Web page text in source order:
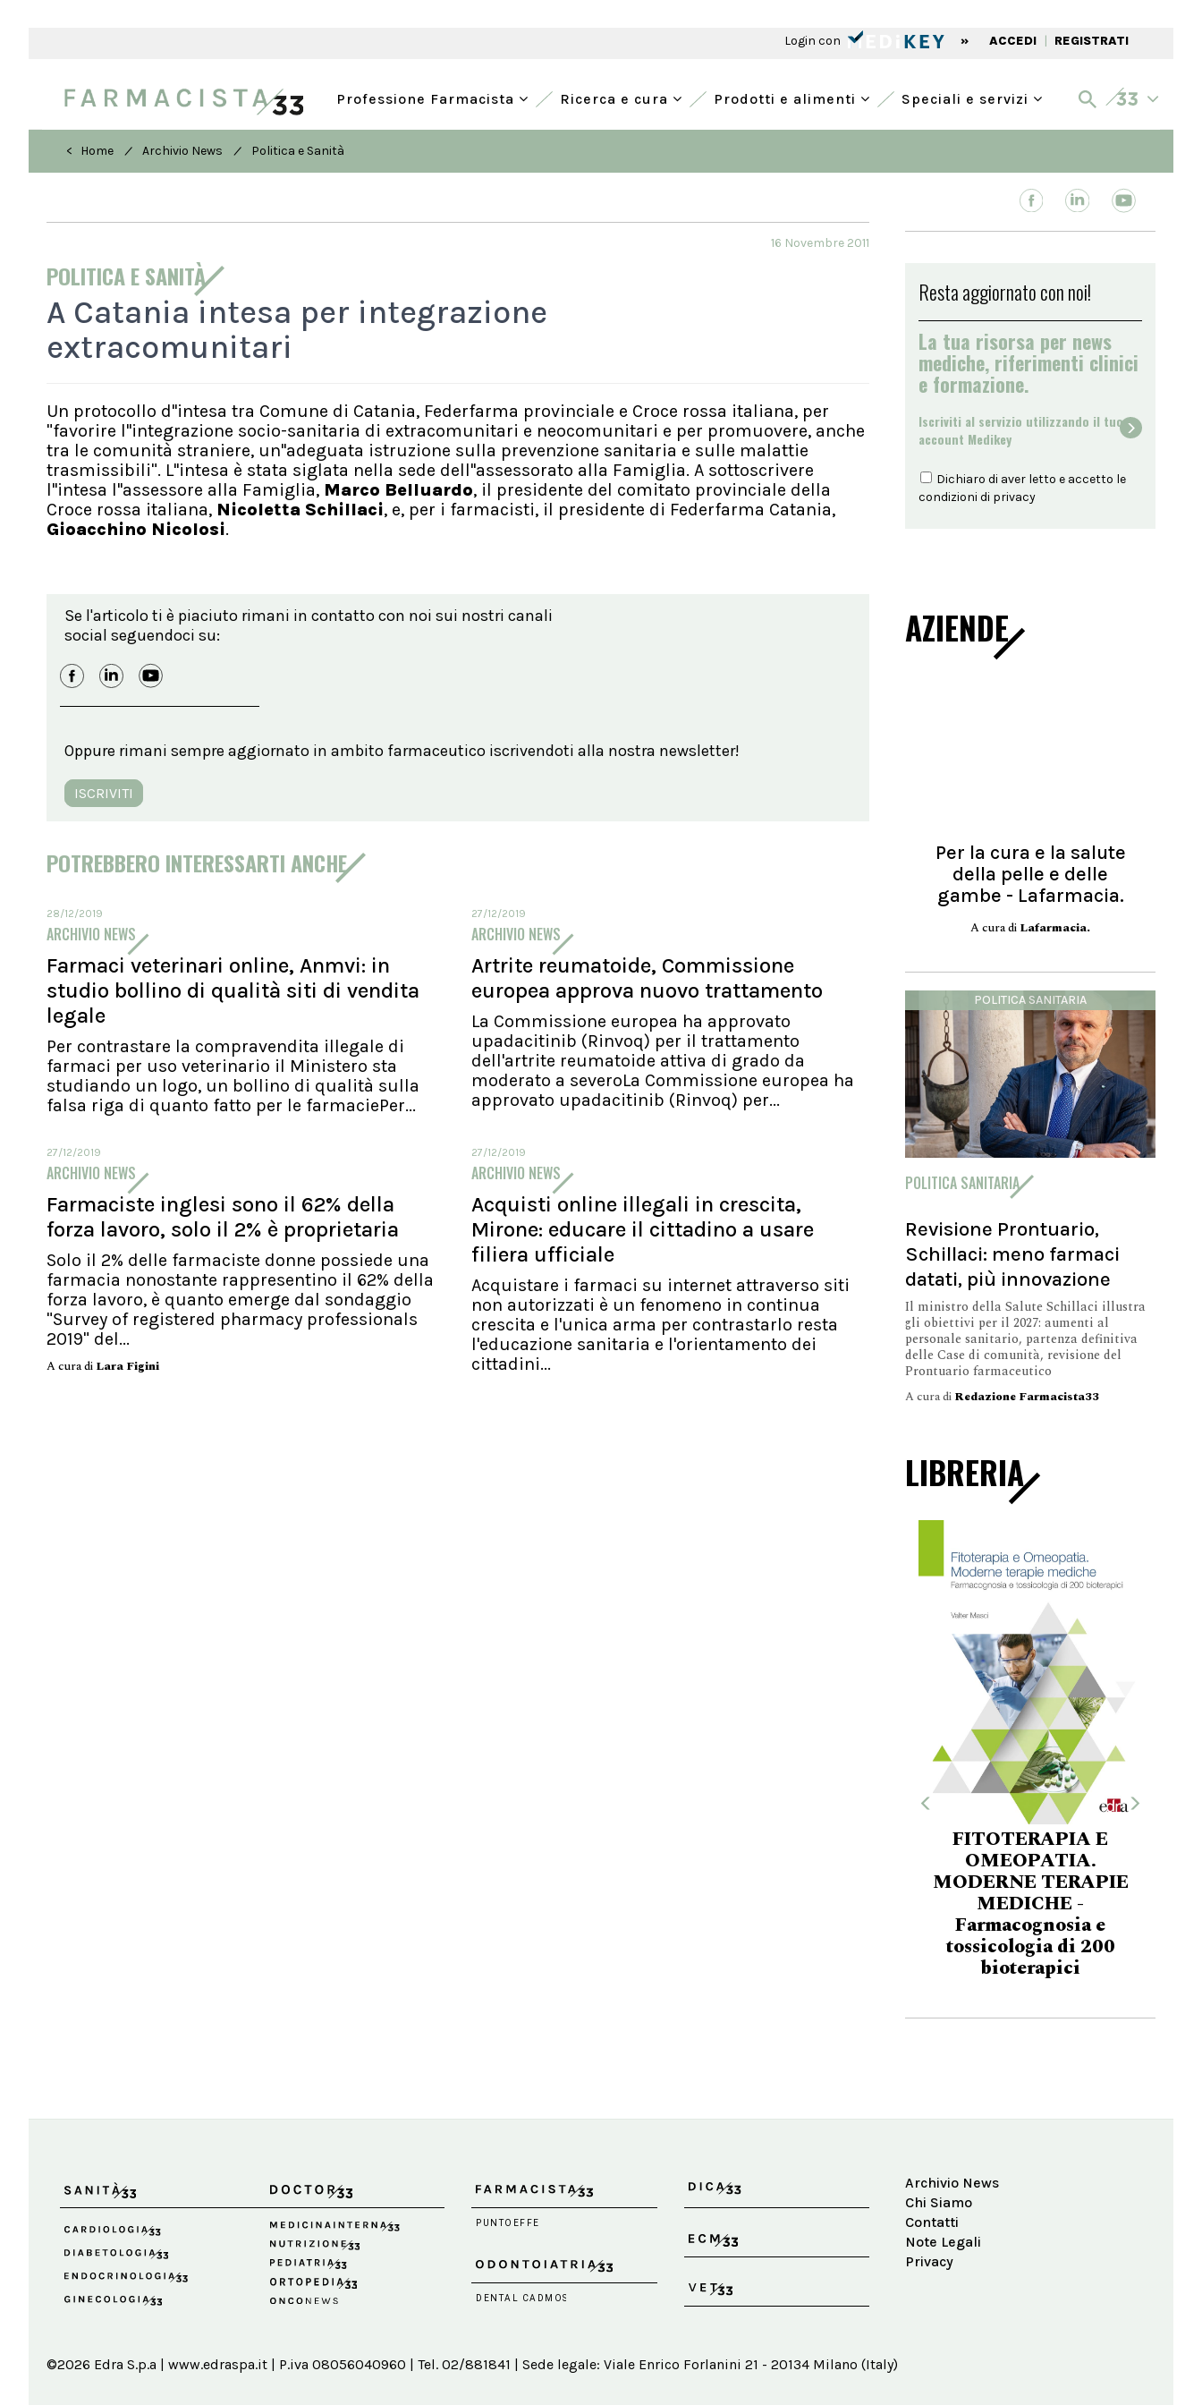
Login con » ACCEDI | REGISTRATI
Professione Farmacista Ricerca e cura Prodotti e alimenti Speciali e servizi
< Home / Archivio News / Politica e Sanità
POLITICA E SANITÀ
16 Novembre 2011
A Catania intesa per integrazione
extracomunitari
Un protocollo d''intesa tra Comune di Catania, Federfarma provinciale e Croce rossa italiana, per
"favorire l''integrazione socio-sanitaria di extracomunitari e neocomunitari e per promuovere, anche
tra le comunità straniere, un''adeguata istruzione sulla prevenzione sanitaria e sulle malattie
trasmissibili". L''intesa è stata siglata nella sede dell''assessorato alla Famiglia. A sottoscrivere
l''intesa l''assessore alla Famiglia, Marco Belluardo, il presidente del comitato provinciale della
Croce rossa italiana, Nicoletta Schillaci, e, per i farmacisti, il presidente di Federfarma Catania,
Gioacchino Nicolosi.
Se l'articolo ti è piaciuto rimani in contatto con noi sui nostri canali
social seguendoci su:
Oppure rimani sempre aggiornato in ambito farmaceutico iscrivendoti alla nostra newsletter!
ISCRIVITI
POTREBBERO INTERESSARTI ANCHE
28/12/2019
ARCHIVIO NEWS
Farmaci veterinari online, Anmvi: in
studio bollino di qualità siti di vendita
legale
Per contrastare la compravendita illegale di
farmaci per uso veterinario il Ministero sta
studiando un logo, un bollino di qualità sulla
falsa riga di quanto fatto per le farmaciePer...
27/12/2019
ARCHIVIO NEWS
Artrite reumatoide, Commissione
europea approva nuovo trattamento
La Commissione europea ha approvato
upadacitinib (Rinvoq) per il trattamento
dell'artrite reumatoide attiva di grado da
moderato a severoLa Commissione europea ha
approvato upadacitinib (Rinvoq) per...
27/12/2019
ARCHIVIO NEWS
Farmaciste inglesi sono il 62% della
forza lavoro, solo il 2% è proprietaria
Solo il 2% delle farmaciste donne possiede una
farmacia nonostante rappresentino il 62% della
forza lavoro, è quanto emerge dal sondaggio
"Survey of registered pharmacy professionals
2019" del...
A cura di Lara Figini
27/12/2019
ARCHIVIO NEWS
Acquisti online illegali in crescita,
Mirone: educare il cittadino a usare
filiera ufficiale
Acquistare i farmaci su internet attraverso siti
non autorizzati è un fenomeno in continua
crescita e l'unica arma per contrastarlo resta
l'educazione sanitaria e l'orientamento dei
cittadini...
Resta aggiornato con noi!
La tua risorsa per news
mediche, riferimenti clinici
e formazione.
Iscriviti al servizio utilizzando il tuo
account Medikey
Dichiaro di aver letto e accetto le
condizioni di privacy
AZIENDE
Per la cura e la salute
della pelle e delle
gambe - Lafarmacia.
A cura di Lafarmacia.
POLITICA SANITARIA
POLITICA SANITARIA
Revisione Prontuario,
Schillaci: meno farmaci
datati, più innovazione
Il ministro della Salute Schillaci illustra
gli obiettivi per il 2027: aumenti al
personale sanitario, partenza definitiva
delle Case di comunità, revisione del
Prontuario farmaceutico
A cura di Redazione Farmacista33
LIBRERIA
FITOTERAPIA E
OMEOPATIA.
MODERNE TERAPIE
MEDICHE -
Farmacognosia e
tossicologia di 200
bioterapici
Archivio News
Chi Siamo
Contatti
Note Legali
Privacy
©2026 Edra S.p.a | www.edraspa.it | P.iva 08056040960 | Tel. 02/881841 | Sede legale: Viale Enrico Forlanini 21 - 20134 Milano (Italy)